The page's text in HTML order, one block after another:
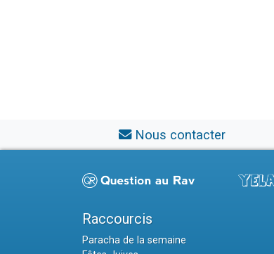
Nous contacter
Raccourcis
Paracha de la semaine